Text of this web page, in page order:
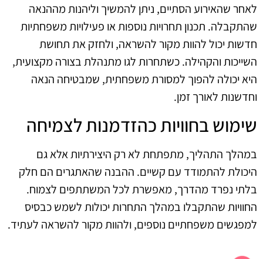
לאחר שהאירוע הסתיים, ניתן להמשיך וליהנות מההנאה
שהתקבלה. תכנון תחרויות נוספות או פעילויות משפחתיות
חדשות יכול להוות מקור להשראה, ולחזק את תחושת
השייכות והקהילה. כשתחרות לגו מתנהלת בצורה מקצועית,
היא יכולה להפוך למסורת משפחתית, שמבטיחה הנאה
וחדשנות לאורך זמן.
שימוש בחוויות כהזדמנות לצמיחה
במהלך התהליך, מתפתחת לא רק היצירתיות אלא גם
היכולת להתמודד עם קשיים. ההבנה שהאתגרים הם חלק
בלתי נפרד מהדרך, מאפשרת לכל המשתתפים לצמוח.
החוויות שהתקבלו במהלך התחרות יכולות לשמש כבסיס
למפגשים משפחתיים נוספים, ולהוות מקור להשראה לעתיד.